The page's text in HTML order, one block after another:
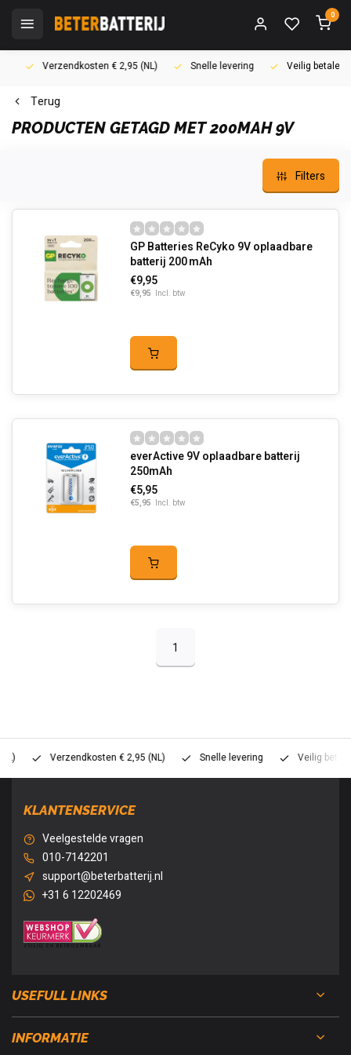
0
Verzendkosten € 2,95 (NL) Snelle levering Veilig betalen
Terug
PRODUCTEN GETAGD MET 200MAH 9V
Filters
GP Batteries ReCyko 9V oplaadbare
batterij 200 mAh
€9,95
€9,95 Incl. btw
everActive 9V oplaadbare batterij
250mAh
€5,95
€5,95 Incl. btw
1
Verzendkosten € 2,95 (NL) Snelle levering Veilig betalen
KLANTENSERVICE
Veelgestelde vragen
010-7142201
support@beterbatterij.nl
+31 6 12202469
USEFULL LINKS
INFORMATIE